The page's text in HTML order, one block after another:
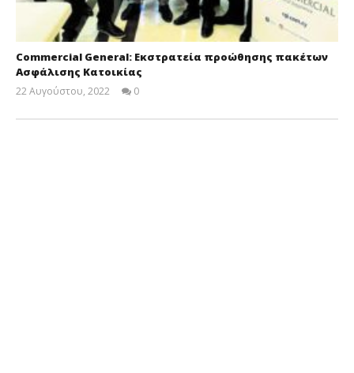
Commercial General: Εκστρατεία προώθησης πακέτων
Ασφάλισης Κατοικίας
22 Αυγούστου, 2022
Insurance
0